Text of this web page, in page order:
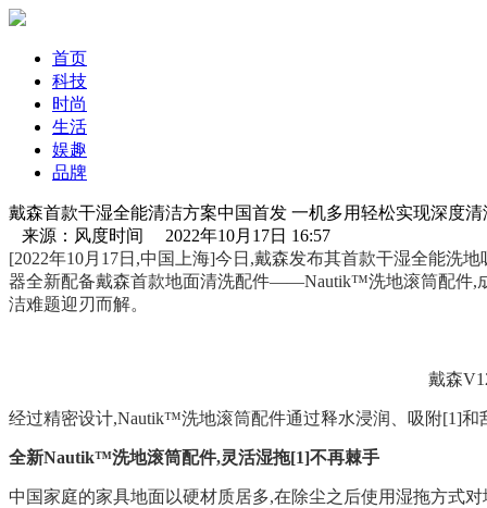
首页
科技
时尚
生活
娱趣
品牌
戴森首款干湿全能清洁方案中国首发 一机多用轻松实现深度清
来源：风度时间 2022年10月17日 16:57
[2022年10月17日,中国上海]今日,戴森发布其首款干湿全能洗
器全新配备戴森首款地面清洗配件——Nautik™洗地滚筒配件,
洁难题迎刃而解。
戴森
经过精密设计,Nautik™洗地滚筒配件通过释水浸润、吸附[1]
全新Nautik™洗地滚筒配件,灵活湿拖[1]不再棘手
中国家庭的家具地面以硬材质居多,在除尘之后使用湿拖方式